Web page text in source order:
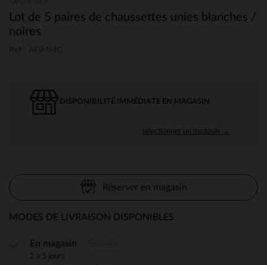
Lot de 5 paires de chaussettes unies blanches /
noires
DISPONIBILITÉ IMMÉDIATE EN MAGASIN
sélectionner un magasin →
Réserver en magasin
MODES DE LIVRAISON DISPONIBLES
En magasin
2 à 5 jours